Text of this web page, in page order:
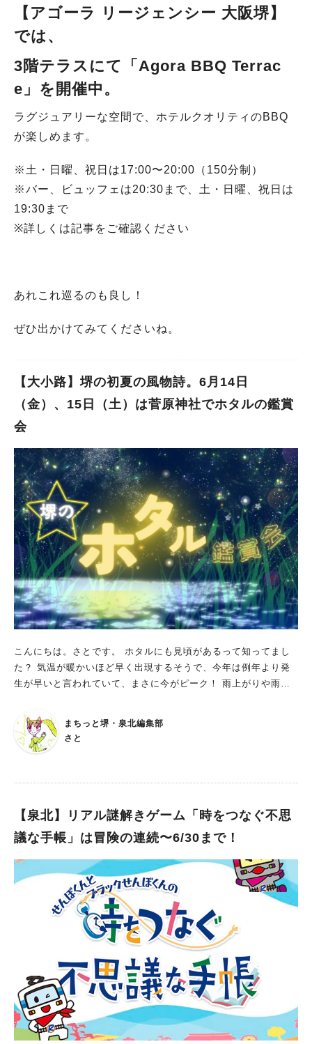
【アゴーラ リージェンシー 大阪堺】
では、
3階テラスにて
「Agora BBQ Terrac
e」を開催中 。
ラグジュアリーな空間で、ホテルクオリティのBBQ
が楽しめます。
※土・日曜、祝日は17:00〜20:00（150分制）
※バー、ビュッフェは20:30まで、土・日曜、祝日は
19:30まで
※詳しくは記事をご確認ください
あれこれ巡るのも良し！
ぜひ出かけてみてくださいね。
【大小路】堺の初夏の風物詩。6月14日
（金）、15日（土）は菅原神社でホタルの鑑賞
会
こんにちは。さとです。 ホタルにも見頃があるって知ってまし
た？ 気温が暖かいほど早く出現するそうで、今年は例年より発
生が早いと言われていて、まさに今がピーク！ 雨上がりや雨が
る場所は？ 堺天神や南大阪随一のえべっさんとして有名な菅原
神社で 毎年6月中旬に日本庭園で2日間にわたってホタル観賞会
が開かれていて 今年は少し早い6月14日（金）・15日（土）
人の見物人を魅了しているそうです。 いつから始まったの？ H
年ほど前のこと。 先代の宮司が貰い受けたホタルを庭園に放し
たところ、翌年、自然発生したのを見て飼育を思いついたんだと
か。 年々数が増えていくのを見て、多くの市民の方に楽しんで
いただきたいと観賞会を行うようになり、初夏の風物詩として今
も続けられています。 今年の開催詳細や注意点は？ 6月14日
（金）・15日（土）の、各日午後8時から午後9時30分に行われ
での観賞は管理の観点から中止となったそうですので、 観賞場
所については、当日係の方の指示に従ってください。 また、都
市化によって神社でのホタル飼育がとても難しくなってきてい
て、ホタルの数が減りつつあるそうです。 神社も復興中だとい
うこともあり、管理・保護を施さなければならない状態なんだそ
まちっと堺・泉北編集部
さと
【泉北】リアル謎解きゲーム「時をつなぐ不思
議な手帳」は冒険の連続〜6/30まで！